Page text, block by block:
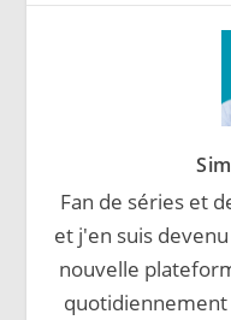
Fan de séries et
et j'en suis
nouvelle
quotidiennement